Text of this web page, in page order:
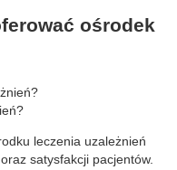
ośrodek
leczenia uzależnień
satysfakcji pacjentów.